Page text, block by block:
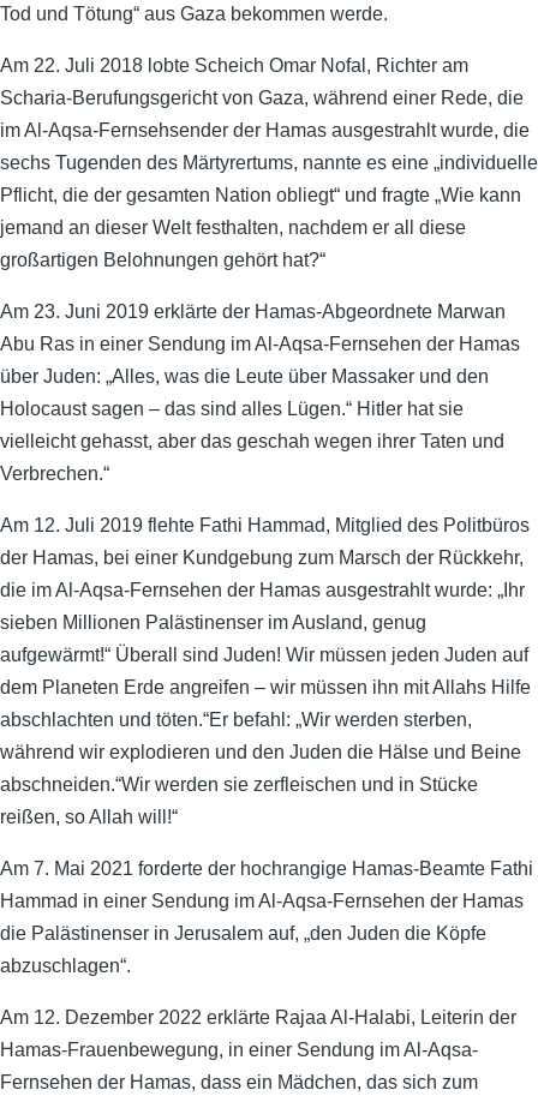
Tod und Tötung“ aus Gaza bekommen werde.
Am 22. Juli 2018 lobte Scheich Omar Nofal, Richter am
Scharia-Berufungsgericht von Gaza, während einer Rede, die
im Al-Aqsa-Fernsehsender der Hamas ausgestrahlt wurde, die
sechs Tugenden des Märtyrertums, nannte es eine „individuelle
Pflicht, die der gesamten Nation obliegt“ und fragte „Wie kann
jemand an dieser Welt festhalten, nachdem er all diese
großartigen Belohnungen gehört hat?“
Am 23. Juni 2019 erklärte der Hamas-Abgeordnete Marwan
Abu Ras in einer Sendung im Al-Aqsa-Fernsehen der Hamas
über Juden: „Alles, was die Leute über Massaker und den
Holocaust sagen – das sind alles Lügen.“ Hitler hat sie
vielleicht gehasst, aber das geschah wegen ihrer Taten und
Verbrechen.“
Am 12. Juli 2019 flehte Fathi Hammad, Mitglied des Politbüros
der Hamas, bei einer Kundgebung zum Marsch der Rückkehr,
die im Al-Aqsa-Fernsehen der Hamas ausgestrahlt wurde: „Ihr
sieben Millionen Palästinenser im Ausland, genug
aufgewärmt!“ Überall sind Juden! Wir müssen jeden Juden auf
dem Planeten Erde angreifen – wir müssen ihn mit Allahs Hilfe
abschlachten und töten.“Er befahl: „Wir werden sterben,
während wir explodieren und den Juden die Hälse und Beine
abschneiden.“Wir werden sie zerfleischen und in Stücke
reißen, so Allah will!“
Am 7. Mai 2021 forderte der hochrangige Hamas-Beamte Fathi
Hammad in einer Sendung im Al-Aqsa-Fernsehen der Hamas
die Palästinenser in Jerusalem auf, „den Juden die Köpfe
abzuschlagen“.
Am 12. Dezember 2022 erklärte Rajaa Al-Halabi, Leiterin der
Hamas-Frauenbewegung, in einer Sendung im Al-Aqsa-
Fernsehen der Hamas, dass ein Mädchen, das sich zum